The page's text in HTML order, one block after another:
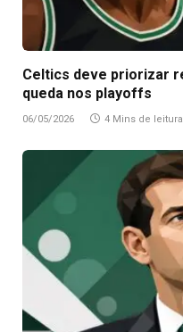
Celtics deve priorizar
queda nos playoffs
06/05/2026 4 Mins de leitura